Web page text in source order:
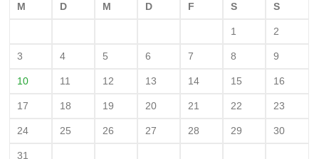
M
D M D F S S
1 2
3 4 5 6 7 8 9
10 11 12 13 14 15 16
17 18 19 20 21 22 23
24 25 26 27 28 29 30
31